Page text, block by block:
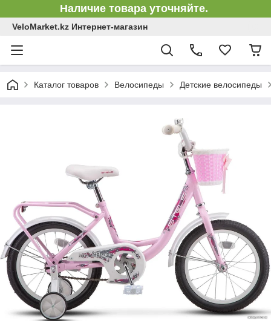
Наличие товара уточняйте.
VeloMarket.kz Интернет-магазин
Каталог товаров Велосипеды Детские велосипеды